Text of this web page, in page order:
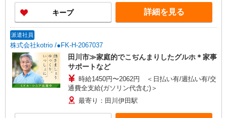
にご相談ください。 ◆交通費：別途全額支給 ※当
社規定あり
す！
キープ 詳細を見る
派遣社員
株式会社kotrio /●FK-H-2067037
田川市≫家庭的でこぢんまりしたグルホ＊家事
サポートなど
時給1450円〜2062円 ＜日払い有/週払い有/交
通費全支給(ガソリン代含む)＞
最寄り：田川伊田駅